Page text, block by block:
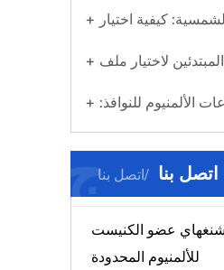
الشمسية
كيفية اختيار
الخاصة بك
لاختيار ملف
الألمنيوم للنوافذ:
ما هي وسبب أهميتها
اتصل بنا اتصل بناج
عضو الكنيست
للألمنيوم المحدودة